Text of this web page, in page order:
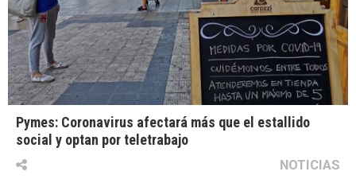
Pymes: Coronavirus afectará más que el estallido
social y optan por teletrabajo
NOTICIAS